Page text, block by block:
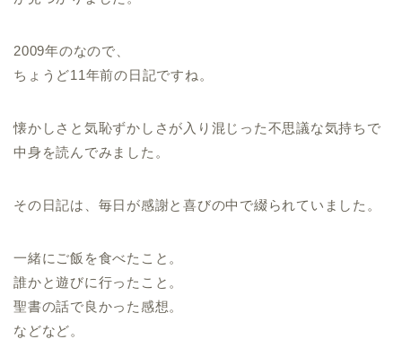
2009年のなので、
ちょうど11年前の日記ですね。
懐かしさと気恥ずかしさが入り混じった不思議な気持ちで
中身を読んでみました。
その日記は、毎日が感謝と喜びの中で綴られていました。
一緒にご飯を食べたこと。
誰かと遊びに行ったこと。
聖書の話で良かった感想。
などなど。